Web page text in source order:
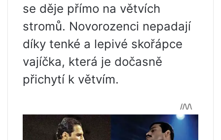
se děje přímo na větvích
stromů. Novorozenci nepadají
díky tenké a lepivé skořápce
vajíčka, která je dočasně
přichytí k větvím.